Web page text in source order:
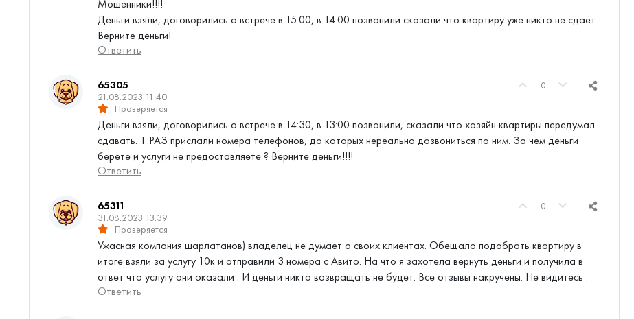
Мошенники!!!!
Деньги взяли, договорились о встрече в 15:00, в 14:00 позвонили сказали что квартиру уже никто не сдаёт.
Верните деньги!
Ответить
0
65305
21.08.2023 11:40
Проверяется
Деньги взяли, договорились о встрече в 14:30, в 13:00 позвонили, сказали что хозяйн квартиры передумал
сдавать. 1 РАЗ прислали номера телефонов, до которых нереально дозвониться по ним. За чем деньги
берете и услуги не предоставляете ? Верните деньги!!!!
Ответить
0
65311
31.08.2023 13:39
Проверяется
Ужасная компания шарлатанов) владелец не думает о своих клиентах. Обещало подобрать квартиру в
итоге взяли за услугу 10к и отправили 3 номера с Авито. На что я захотела вернуть деньги и получила в
ответ что услугу они оказали . И деньги никто возвращать не будет. Все отзывы накручены. Не видитесь .
Ответить